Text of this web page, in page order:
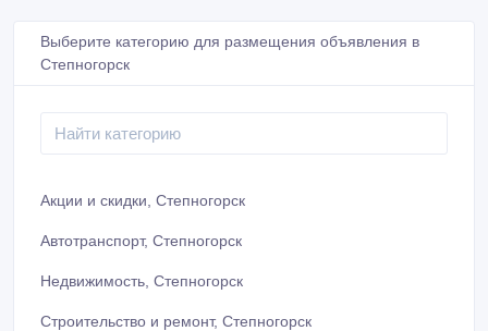
Выберите категорию для размещения объявления в
Степногорск
Акции и скидки, Степногорск
Автотранспорт, Степногорск
Недвижимость, Степногорск
Строительство и ремонт, Степногорск